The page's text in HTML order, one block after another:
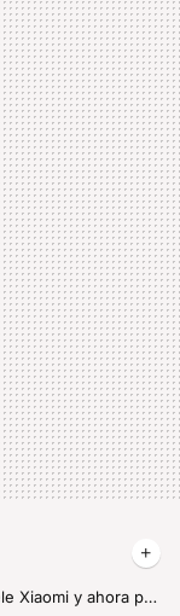
La vuelta al cole también ha llegado a tu tele Xiaomi y ahora puedes probar Max durante siete días totalmente gratis